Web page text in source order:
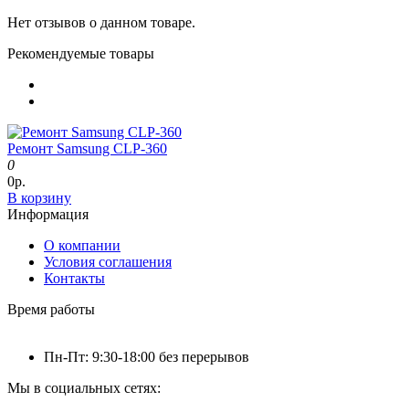
Нет отзывов о данном товаре.
Рекомендуемые товары
Ремонт Samsung CLP-360
0
0р.
В корзину
Информация
О компании
Условия соглашения
Контакты
Время работы
Пн-Пт: 9:30-18:00 без перерывов
Мы в социальных сетях: